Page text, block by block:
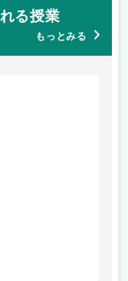
る授業
もっとみる